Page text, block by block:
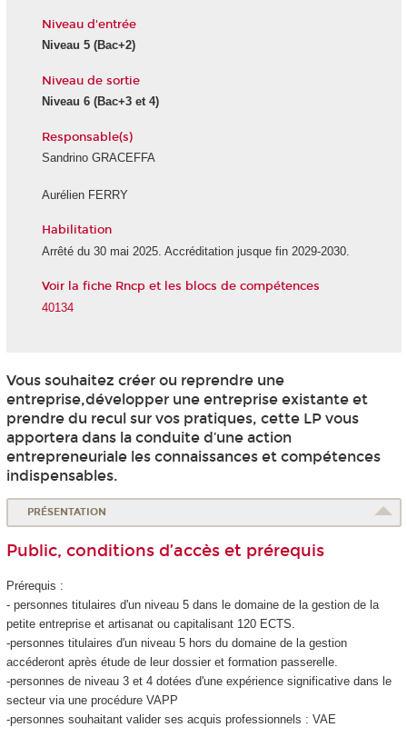
Niveau d'entrée
Niveau 5 (Bac+2)
Niveau de sortie
Niveau 6 (Bac+3 et 4)
Responsable(s)
Sandrino GRACEFFA
Aurélien FERRY
Habilitation
Arrêté du 30 mai 2025. Accréditation jusque fin 2029-2030.
Voir la fiche Rncp et les blocs de compétences
40134
Vous souhaitez créer ou reprendre une
entreprise,développer une entreprise existante et
prendre du recul sur vos pratiques, cette LP vous
apportera dans la conduite d’une action
entrepreneuriale les connaissances et compétences
indispensables.
PRÉSENTATION
Public, conditions d’accès et prérequis
Prérequis :
- personnes titulaires d'un niveau 5 dans le domaine de la gestion de la
petite entreprise et artisanat ou capitalisant 120 ECTS.
-personnes titulaires d'un niveau 5 hors du domaine de la gestion
accéderont après étude de leur dossier et formation passerelle.
-personnes de niveau 3 et 4 dotées d'une expérience significative dans le
secteur via une procédure VAPP
-personnes souhaitant valider ses acquis professionnels : VAE